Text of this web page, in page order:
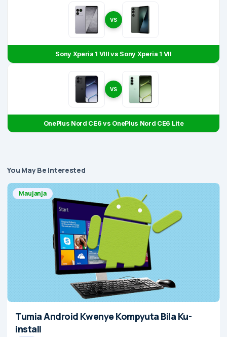
VS
Sony Xperia 1 VIII vs Sony Xperia 1 VII
VS
OnePlus Nord CE6 vs OnePlus Nord CE6 Lite
You May Be Interested
Maujanja
Tumia Android Kwenye Kompyuta Bila Ku-
install